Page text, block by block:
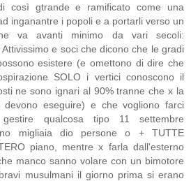
così gtrande e ramificato come una
inganantre i popoli e a portarli verso un
va avanti minimo da vari secoli:
e soci che dicono che le gradi
esistere (e omettono di dire che
SOLO i vertici conoscono il
ne sono ignari al 90% tranne che x la
devono eseguire) e che vogliono farci
qualcosa tipo 11 settembre
migliaia dio persone o + TUTTE
piano, mentre x farla dall'esterno
manco sanno volare con un bimotore
musulmani il giorno prima si erano